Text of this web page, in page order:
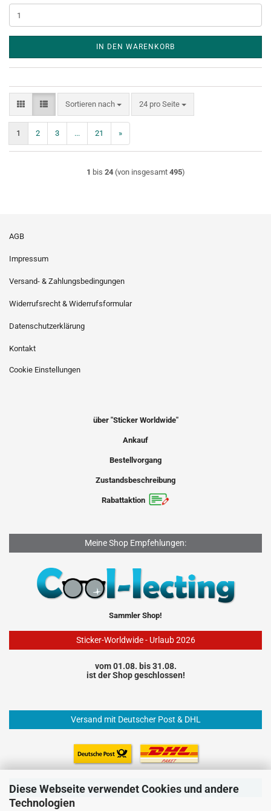
Diese Webseite verwendet Cookies und andere
Technologien
IN DEN WARENKORB
Sortieren nach
Sortieren nach 24 pro Seite
pro Seite
1 2 3 ... 21 »
1 bis 24(von insgesamt 495)
AGB
Impressum
Versand- & Zahlungsbedingungen
Widerrufsrecht & Widerrufsformular
Datenschutzerklärung
Kontakt
Cookie Einstellungen
über "Sticker Worldwide"
Ankauf
Bestellvorgang
Zustandsbeschreibung
Rabattaktion
Meine Shop Empfehlungen:
Sammler Shop!
Sticker-Worldwide - Urlaub 2026
vom 01.08. bis 31.08.
ist der Shop geschlossen!
Versand mit Deutscher Post & DHL
Einfach und sicher Bezahlen